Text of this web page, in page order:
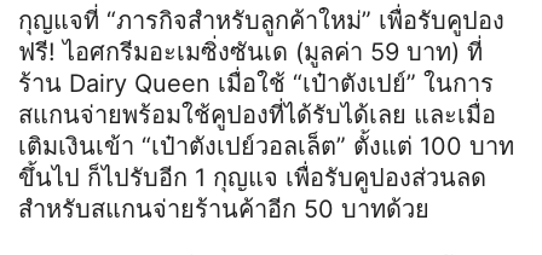
กุญแจที่ “ภารกิจสำหรับลูกค้าใหม่” เพื่อรับคูปอง
ฟรี! ไอศกรีมอะเมซิ่งซันเด (มูลค่า 59 บาท) ที่
ร้าน Dairy Queen เมื่อใช้ “เป๋าตังเปย์” ในการ
สแกนจ่ายพร้อมใช้คูปองที่ได้รับได้เลย และเมื่อ
เติมเงินเข้า “เป๋าตังเปย์วอลเล็ต” ตั้งแต่ 100 บาท
ขึ้นไป ก็ไปรับอีก 1 กุญแจ เพื่อรับคูปองส่วนลด
สำหรับสแกนจ่ายร้านค้าอีก 50 บาทด้วย